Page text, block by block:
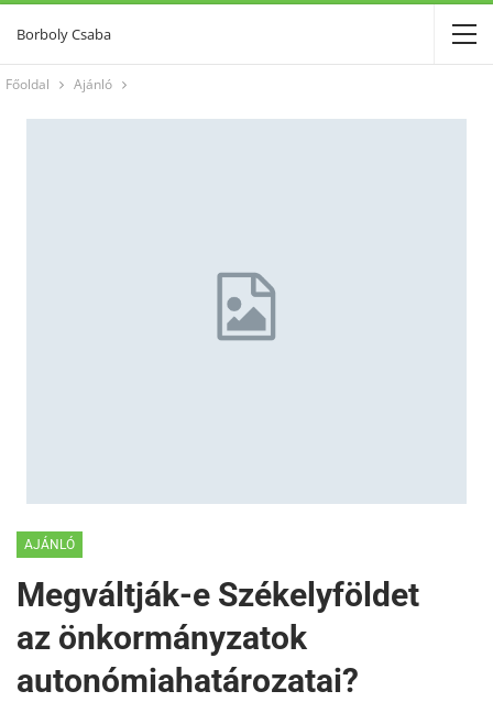
Borboly Csaba
Főoldal Ajánló
AJÁNLÓ
Megváltják-e Székelyföldet
az önkormányzatok
autonómiahatározatai?